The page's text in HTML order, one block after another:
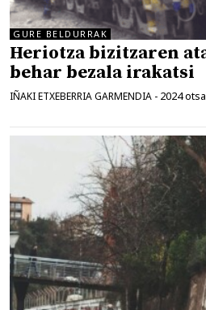
GURE BELDURRAK
Heriotza bizitzaren
behar bezala irakatsi
IÑAKI ETXEBERRIA GARMENDIA - 2024